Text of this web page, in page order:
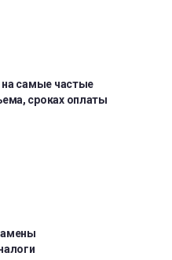
на самые частые
сроках оплаты